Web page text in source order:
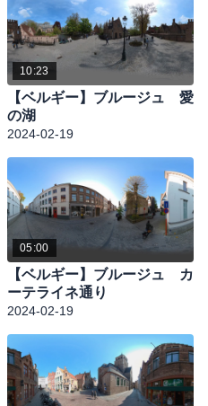
10:23
【ベルギー】ブルージュ 愛
の湖
2024-02-19
05:00
【ベルギー】ブルージュ カ
ーテライネ通り
2024-02-19